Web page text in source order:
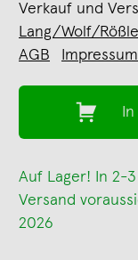
Verkauf und
Lang/Wolf/
AGB
Impressum
Auf Lager! In 2-
Versand
2026